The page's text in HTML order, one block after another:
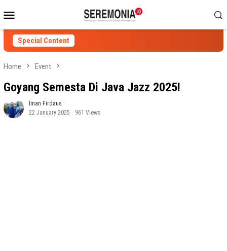
to
contentMenu
Special Content
Home Event
Goyang Semesta Di Java Jazz 2025!
Iman Firdaus
22 January 2025
961 Views